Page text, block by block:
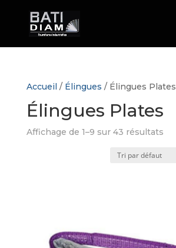
Accueil / Élingues / Élingues Plates
Élingues Plates
Affichage de 1–9 sur 43 résultats